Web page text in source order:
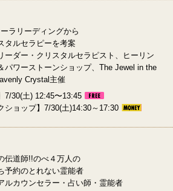
ラリーディングから
タルセラピーを考案
ーダー・クリスタルセラピスト、ヒーリン
パワーストーンショップ、The Jewel in the
Crystal主催
7/30(土) 12:45〜13:45
ショップ】7/30(土)14:30～17:30
伝道師!!のべ４万人の
予約のとれない霊能者
ルカウンセラー・占い師・霊能者